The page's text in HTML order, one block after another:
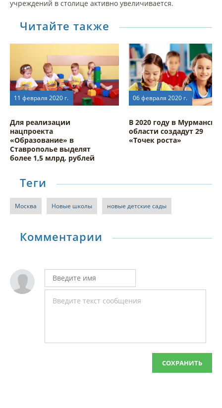
учреждений в столице активно увеличивается.
Читайте также
11 февраля 2020 г.
Для реализации
нацпроекта
«Образование» в
Ставрополье выделят
более 1,5 млрд. рублей
06 февраля 2020 г.
В 2020 году в
области создадут 29
«Точек роста»
Теги
Москва Новые школы новые детские сады
Комментарии
СОХРАНИТЬ